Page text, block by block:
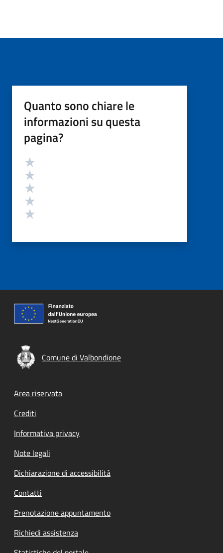
Quanto sono chiare le
informazioni su questa
pagina?
Valutazione
Comune di Valbondione
Footer menu
Area riservata
Crediti
Informativa privacy
Note legali
Dichiarazione di accessibilità
Contatti
Prenotazione appuntamento
Richiedi assistenza